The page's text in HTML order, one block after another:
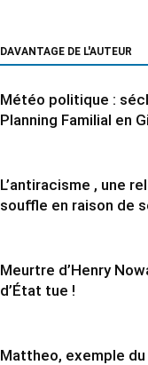
DAVANTAGE DE L'AUTEUR
Météo politique :
Planning Familial en
L’antiracisme , une
souffle en raison de
Meurtre d’Henry
d’État tue !
Mattheo, exemple